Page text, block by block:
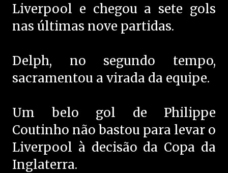
Liverpool e chegou a sete gols
nas últimas nove partidas.
Delph, no segundo tempo,
sacramentou a virada da equipe.
Um belo gol de Philippe
Coutinho não bastou para levar o
Liverpool à decisão da Copa da
Inglaterra.